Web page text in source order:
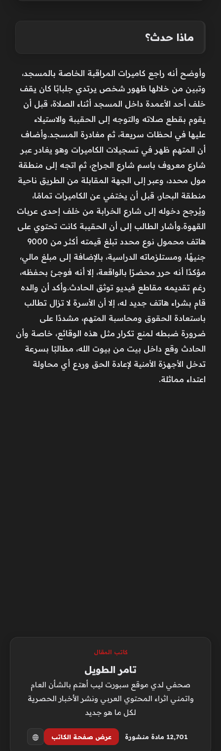
ماذا حدث؟
وأوضح أنه راجع كاميرات المراقبة الخاصة بالمسجد،
وتبين من خلالها ظهور شخص يرتدي جلبابًا كان يقف
خلف أحد الأعمدة داخل المسجد أثناء الصلاة، قبل أن
يقوم بقطع صلاته والتوجه إلى الحقيبة والاستيلاء
عليها في لحظات سريعة، ثم مغادرة المسجد.وأضاف
أن المتهم ظهر في تسجيلات الكاميرات وهو يغادر عبر
شارع معروف باسم شارع الجراج، ثم اتجه إلى منطقة
مول محدد، وعبر إلى الجهة المقابلة من الطريق ناحية
منطقة البحار، قبل أن يختفي عن الكاميرات تمامًا،
ويُرجح دخوله إلى شارع الخرابة من خلف إحدى عربات
القهوة.وأشار الطالب إلى أن الحقيبة كانت تحتوي على
هاتف محمول نوع محدد تبلغ قيمته أكثر من 9000
جنيهًا، ومستلزماته الدراسية، بالإضافة إلى مبلغ مالي،
مؤكدًا أنه حرر محضرًا بالواقعة، إلا أنه فوجئ بحفظه،
رغم تقديمه مقاطع فيديو توثق الحادث.وأكد أن والده
قام بشراء هاتف جديد له، إلا أن الأسرة لا تزال تطالب
باستعادة الحقوق ومحاسبة المتهم، مشددًا على
ضرورة ضبطه لمنع تكرار مثل هذه الوقائع، خاصة وأن
الحادث وقع داخل بيت من بيوت الله، مطالبًا بسرعة
تدخل الأجهزة الأمنية لإعادة الحق وردع أي محاولة
اعتداء مماثلة.
كاتب المقال
تامر الطويل
صحفي لدي موقع سبورت ليب أهتم بالشأن العام
واتمني اثراء المحتوي العربي ونشر الأخبار الحصرية
لكل ما هو جديد
12٬701 مادة منشورة عرض صفحة الكاتب